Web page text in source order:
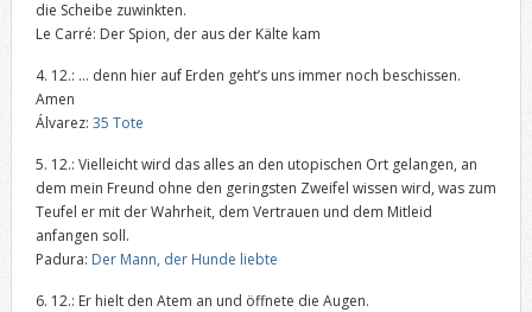
die Scheibe zuwinkten.
Le Carré: Der Spion, der aus der Kälte kam
4. 12.: … denn hier auf Erden geht’s uns immer noch beschissen.
Amen
Álvarez: 35 Tote
5. 12.: Vielleicht wird das alles an den utopischen Ort gelangen, an
dem mein Freund ohne den geringsten Zweifel wissen wird, was zum
Teufel er mit der Wahrheit, dem Vertrauen und dem Mitleid
anfangen soll.
Padura: Der Mann, der Hunde liebte
6. 12.: Er hielt den Atem an und öffnete die Augen.